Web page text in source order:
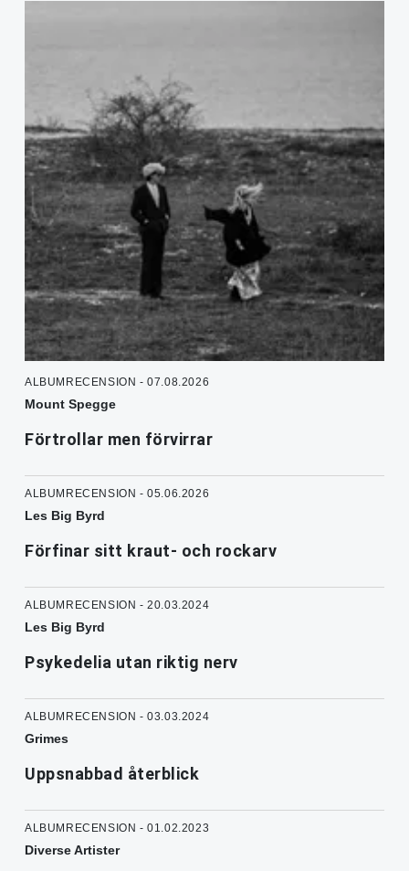
ALBUMRECENSION - 07.08.2026
Mount Spegge
Förtrollar men förvirrar
ALBUMRECENSION - 05.06.2026
Les Big Byrd
Förfinar sitt kraut- och rockarv
ALBUMRECENSION - 20.03.2024
Les Big Byrd
Psykedelia utan riktig nerv
ALBUMRECENSION - 03.03.2024
Grimes
Uppsnabbad återblick
ALBUMRECENSION - 01.02.2023
Diverse Artister